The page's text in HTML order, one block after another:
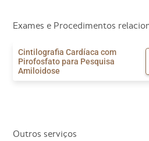
Exames e Procedimentos
Cintilografia Cardíaca com
Pirofosfato para Pesquisa
Amiloidose
Outros serviços